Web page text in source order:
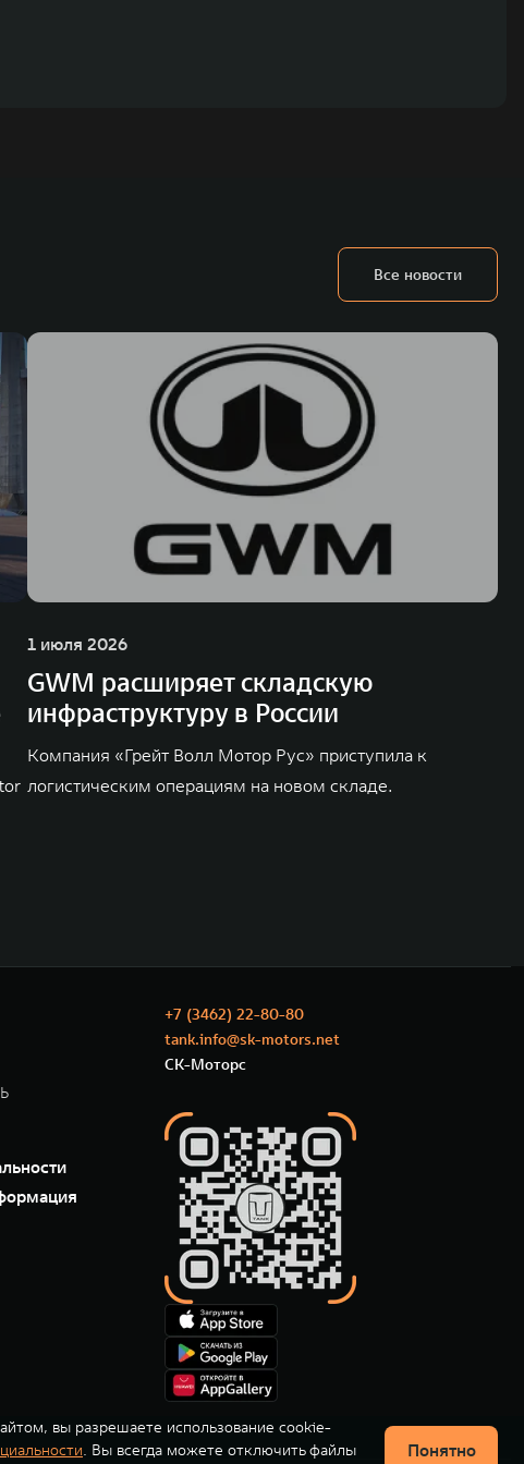
Все новости
1 июля 2026
GWM расширяет складскую
инфраструктуру в России
Компания «Грейт Волл Мотор Рус» приступила к
логистическим операциям на новом складе.
+7 (3462) 22-80-80
tank.info@sk-motors.net
СК-Моторс
вы разрешаете использование cookie-
. Вы всегда можете отключить файлы
Понятно